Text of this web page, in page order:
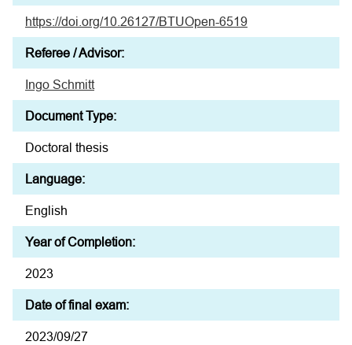
https://doi.org/10.26127/BTUOpen-6519
Referee / Advisor:
Ingo Schmitt
Document Type:
Doctoral thesis
Language:
English
Year of Completion:
2023
Date of final exam:
2023/09/27